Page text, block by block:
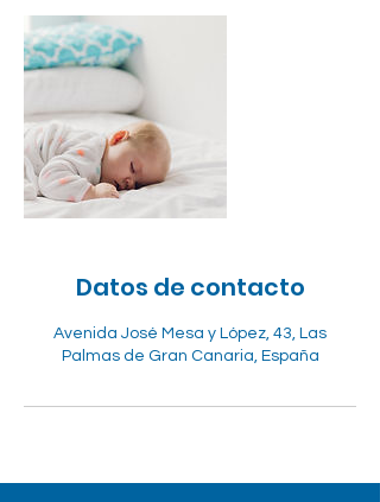
Datos de contacto
Avenida José Mesa y López, 43, Las
Palmas de Gran Canaria, España